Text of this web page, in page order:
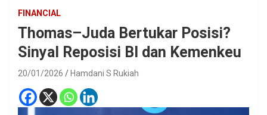
FINANCIAL
Thomas–Juda Bertukar Posisi?
Sinyal Reposisi BI dan Kemenkeu
20/01/2026 Hamdani S Rukiah